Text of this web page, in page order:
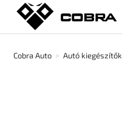
Cobra Auto > Autó kiegészítők